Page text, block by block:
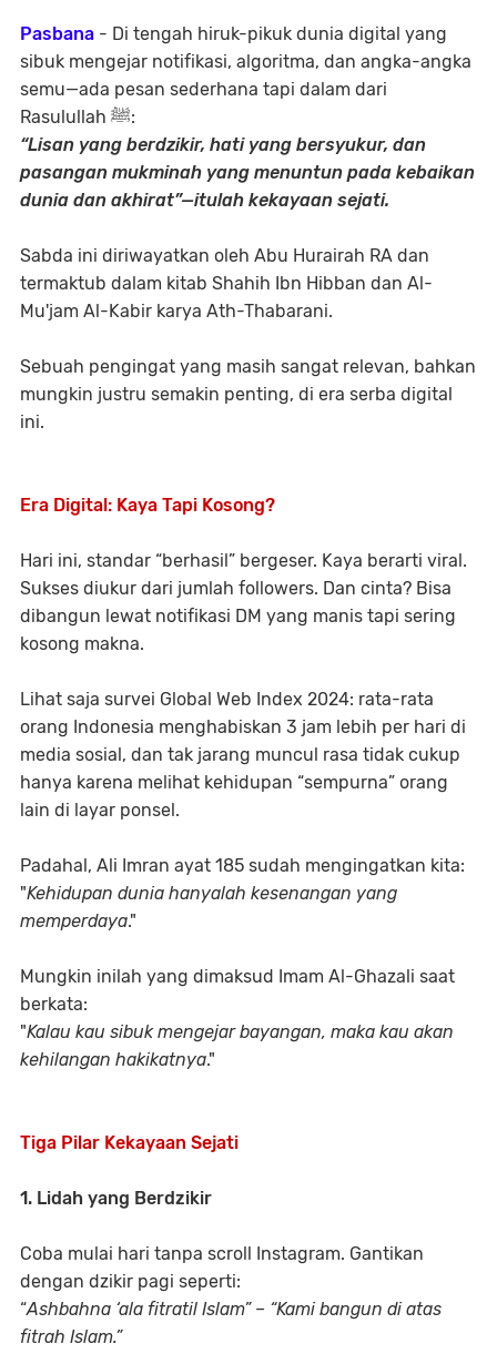
Pasbana - Di tengah hiruk-pikuk dunia digital yang
sibuk mengejar notifikasi, algoritma, dan angka-angka
semu—ada pesan sederhana tapi dalam dari
Rasulullah ﷺ:
“Lisan yang berdzikir, hati yang bersyukur, dan
pasangan mukminah yang menuntun pada kebaikan
dunia dan akhirat”—itulah kekayaan sejati.
Sabda ini diriwayatkan oleh Abu Hurairah RA dan
termaktub dalam kitab Shahih Ibn Hibban dan Al-
Mu'jam Al-Kabir karya Ath-Thabarani.
Sebuah pengingat yang masih sangat relevan, bahkan
mungkin justru semakin penting, di era serba digital
ini.
Era Digital: Kaya Tapi Kosong?
Hari ini, standar “berhasil” bergeser. Kaya berarti viral.
Sukses diukur dari jumlah followers. Dan cinta? Bisa
dibangun lewat notifikasi DM yang manis tapi sering
kosong makna.
Lihat saja survei Global Web Index 2024: rata-rata
orang Indonesia menghabiskan 3 jam lebih per hari di
media sosial, dan tak jarang muncul rasa tidak cukup
hanya karena melihat kehidupan “sempurna” orang
lain di layar ponsel.
Padahal, Ali Imran ayat 185 sudah mengingatkan kita:
"Kehidupan dunia hanyalah kesenangan yang
memperdaya."
Mungkin inilah yang dimaksud Imam Al-Ghazali saat
berkata:
"Kalau kau sibuk mengejar bayangan, maka kau akan
kehilangan hakikatnya."
Tiga Pilar Kekayaan Sejati
1. Lidah yang Berdzikir
Coba mulai hari tanpa scroll Instagram. Gantikan
dengan dzikir pagi seperti:
“Ashbahna ‘ala fitratil Islam” – “Kami bangun di atas
fitrah Islam.”